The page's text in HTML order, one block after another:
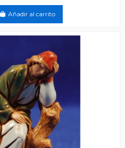
Añadir al carrito